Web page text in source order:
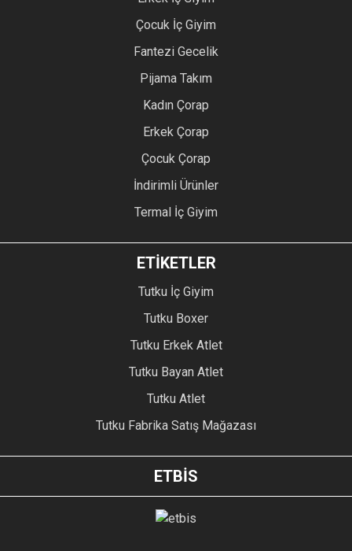
Çocuk İç Giyim
Fantezi Gecelik
Pijama Takım
Kadın Çorap
Erkek Çorap
Çocuk Çorap
İndirimli Ürünler
Termal İç Giyim
ETİKETLER
Tutku İç Giyim
Tutku Boxer
Tutku Erkek Atlet
Tutku Bayan Atlet
Tutku Atlet
Tutku Fabrika Satış Mağazası
ETBİS